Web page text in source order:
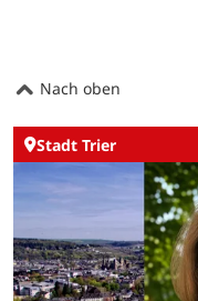
Nach oben
Stadt Trier